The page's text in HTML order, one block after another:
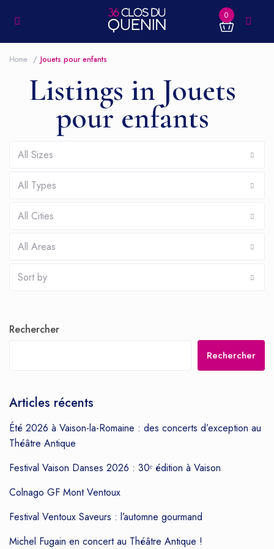
0
Home Jouets pour enfants
Listings in Jouets
pour enfants
All Sizes
All Types
All Cities
All Areas
Sort by
Rechercher
Rechercher
Articles récents
Été 2026 à Vaison-la-Romaine : des concerts d’exception au
Théâtre Antique
Festival Vaison Danses 2026 : 30ᵉ édition à Vaison
Colnago GF Mont Ventoux
Festival Ventoux Saveurs : l’automne gourmand
Michel Fugain en concert au Théâtre Antique !